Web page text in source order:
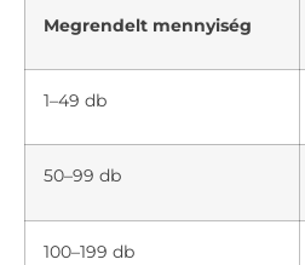
Megrendelt mennyiség
1–49 db
50–99 db
100–199 db